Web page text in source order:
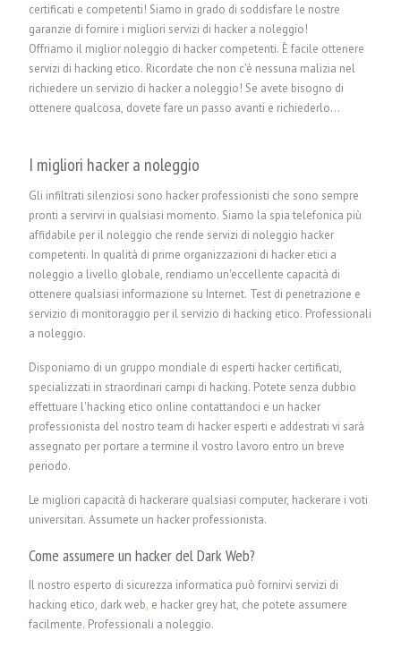
certificati e competenti! Siamo in grado di soddisfare le nostre
garanzie di fornire i migliori servizi di hacker a noleggio!
Offriamo il miglior noleggio di hacker competenti. È facile ottenere
servizi di hacking etico. Ricordate che non c'è nessuna malizia nel
richiedere un servizio di hacker a noleggio! Se avete bisogno di
ottenere qualcosa, dovete fare un passo avanti e richiederlo...
I migliori hacker a noleggio
Gli infiltrati silenziosi sono hacker professionisti che sono sempre
pronti a servirvi in qualsiasi momento. Siamo la spia telefonica più
affidabile per il noleggio che rende servizi di noleggio hacker
competenti. In qualità di prime organizzazioni di hacker etici a
noleggio a livello globale, rendiamo un'eccellente capacità di
ottenere qualsiasi informazione su Internet. Test di penetrazione e
servizio di monitoraggio per il servizio di hacking etico. Professionali
a noleggio.
Disponiamo di un gruppo mondiale di esperti hacker certificati,
specializzati in straordinari campi di hacking. Potete senza dubbio
effettuare l'hacking etico online contattandoci e un hacker
professionista del nostro team di hacker esperti e addestrati vi sarà
assegnato per portare a termine il vostro lavoro entro un breve
periodo.
Le migliori capacità di hackerare qualsiasi computer, hackerare i voti
universitari.Assumete un hacker professionista.
Come assumere un hacker del Dark Web?
Il nostro esperto di sicurezza informatica può fornirvi servizi di
hacking etico, dark web, e hacker grey hat, che potete assumere
facilmente. Professionali a noleggio.